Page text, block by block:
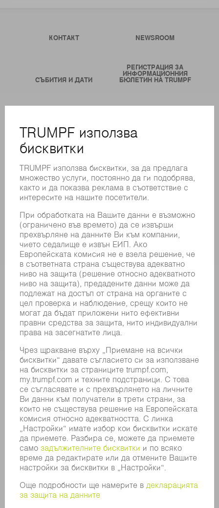
КОНТАКТ NEWSROOM
СЪБИТИЯ И ДАТИ
РЕГИСТРАЦИЯ ЗА
ИНФОРМАЦИОННИЯ
БЮЛЕТИН НА TRUMPF
ОНЛАЙН УСЛУГИ
КОНТАКТИ
ФИЛИАЛИ
РЕГИСТРИРАНЕ ЗА БЮЛЕТИН
MYTRUMPF
ИНФОРМАЦИОННИ ЛИСТОВЕ ЗА БЕЗОПАСНОСТ
ПРОДУКТИ
ЛАЗЕР
СИЛОВА ЕЛЕКТРОНИКА
ЕЛЕКТРИЧЕСКИ ИНСТРУМЕНТИ
SMART FACTORY
СОФТУЕР
УСЛУГИ
ПРИЛОЖЕНИЯ
ОТРАСЛИ
КОМПАНИЯТА
КАРИЕРИ
СВОБОДНИ ПОЗИЦИИ
ПРОФИЛ НА КОМПАНИЯТА
УПРАВИТЕЛЕН СЪВЕТ
ГОДИШЕН ДОКЛАД
БИЗНЕС ПРИНЦИПИ
СЪОТВЕТСТВИЕ
СИСТЕМА ЗА ПОДАВАНЕ НА СИГНАЛИ
SECURITY
ПРЕССЪОБЩЕНИЯ
СПИСАНИЯ
УСТОЙЧИВОСТ
КЛИМАТ И ОКОЛНА СРЕДА
СОЦИАЛНИ ВЪПРОСИ И ОБЩЕСТВО
УПРАВЛЕНИЕ НА КОМПАНИЯТА